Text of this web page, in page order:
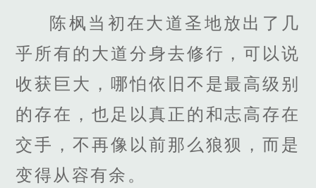
陈枫当初在大道圣地放出了几
乎所有的大道分身去修行，可以说
收获巨大，哪怕依旧不是最高级别
的存在，也足以真正的和志高存在
交手，不再像以前那么狼狈，而是
变得从容有余。